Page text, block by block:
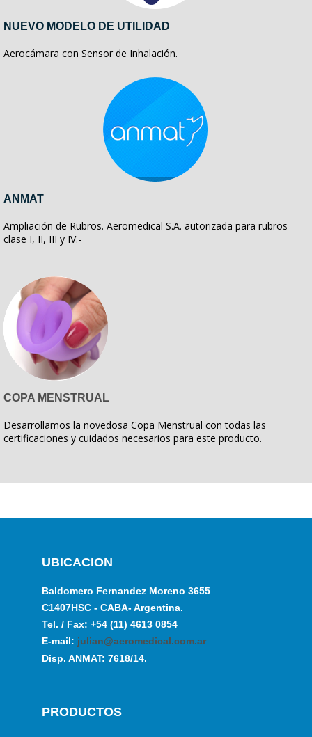
NUEVO MODELO DE UTILIDAD
Aerocámara con Sensor de Inhalación.
ANMAT
Ampliación de Rubros. Aeromedical S.A. autorizada para rubros
clase I, II, III y IV.-
COPA MENSTRUAL
Desarrollamos la novedosa Copa Menstrual con todas las
certificaciones y cuidados necesarios para este producto.
UBICACION
Baldomero Fernandez Moreno 3655
C1407HSC - CABA- Argentina.
Tel. / Fax: +54 (11) 4613 0854
E-mail: julian@aeromedical.com.ar
Disp. ANMAT: 7618/14.
PRODUCTOS